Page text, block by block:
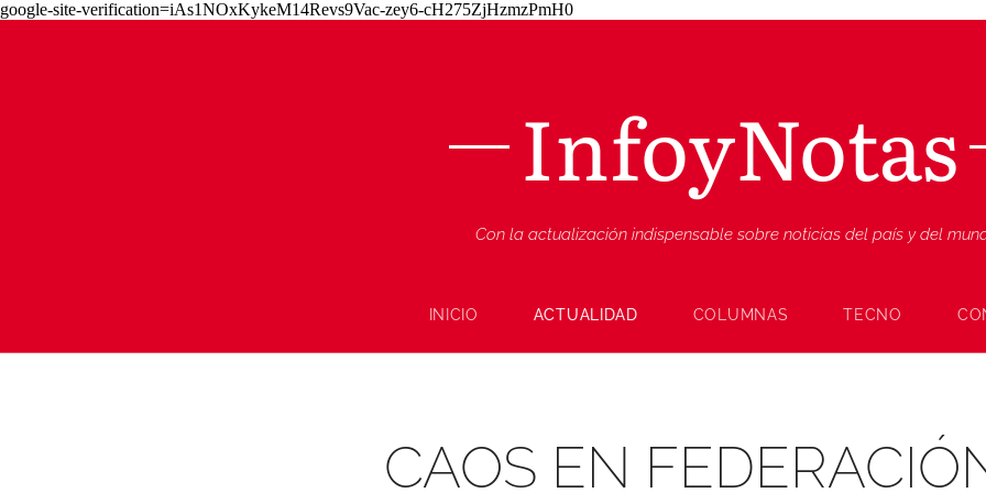
google-site-verification=iAs1NOxKykeM14Revs9Vac-zey6-cH275ZjHzmzPmH0
InfoyNotas
Con la actualización indispensable sobre noticias del país y del
INICIO ACTUALIDAD COLUMNAS TECNO
CAOS EN